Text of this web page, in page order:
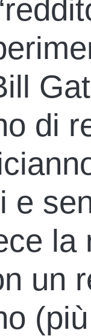
di
e
la
un